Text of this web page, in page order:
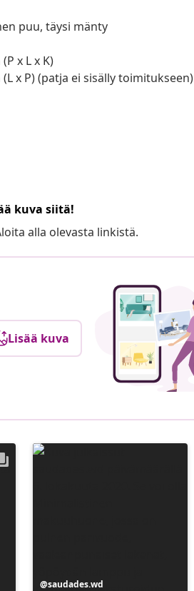
puu, täysi mänty
x L x K)
x P) (patja ei sisälly toimitukseen)
kuva siitä!
alla olevasta linkistä.
Lisää kuva
Julkaissut
saudades.wd